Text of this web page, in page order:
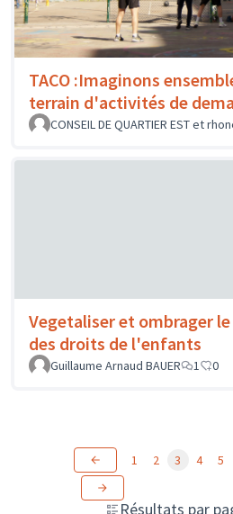
TACO :Imaginons
terrain d'activités de
CONSEIL DE QUARTIER EST et
Vegetaliser et ombrager
des droits de l'enfants
Guillaume Arnaud BAUER
1 0
Résultats par
1 2 3 4 5